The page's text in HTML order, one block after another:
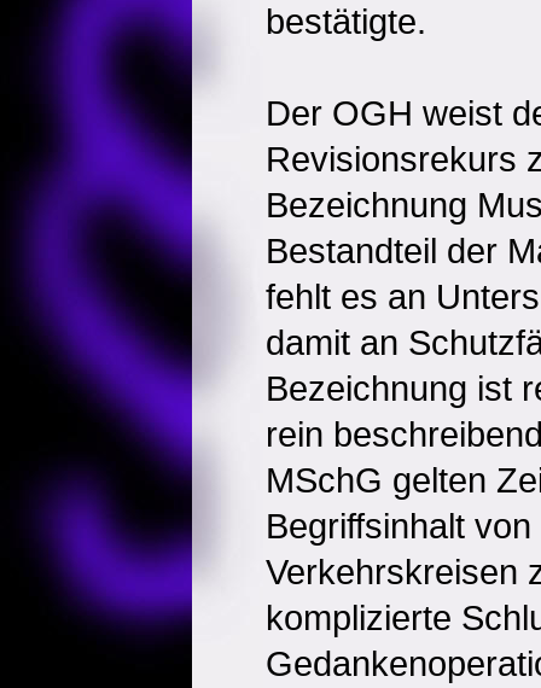
bestätigte.
Der OGH weist
Revisionsrekurs
Bezeichnung
Bestandteil der
fehlt es an
damit an
Bezeichnung ist
rein
MSchG gelten
Begriffsinhalt
Verkehrskreisen
komplizierte